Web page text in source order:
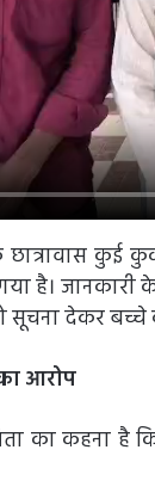
कुई
है। जानकारी
देकर बच्चे
आरोप
का कहना है